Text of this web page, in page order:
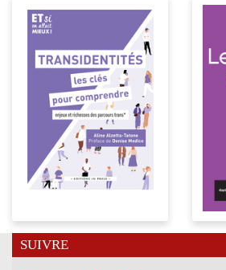
SUIVRE